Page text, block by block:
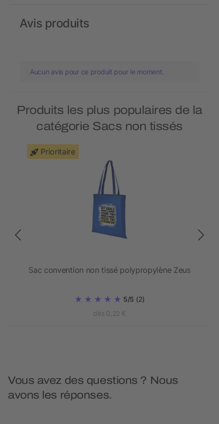
Avis produits
Aucun avis pour ce produit pour le moment.
Produits les plus populaires de la
catégorie Sacs non tissés
Prioritaire
Sac convention non tissé polypropylène Zeus
5/5 (2)
dès 0,22 €
Vous avez des questions ? Nous
avons les réponses.